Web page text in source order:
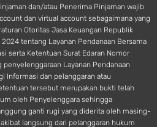
dan/atau Penerima Pinjaman wajib
dan virtual account sebagaimana yang
Otoritas Jasa Keuangan Republik
tentang Layanan Pendanaan Bersama
serta Ketentuan Surat Edaran Nomor
Layanan Pendanaan
Informasi dan pelanggaran atau
tersebut merupakan bukti telah
oleh Penyelenggara sehingga
ganti rugi yang diderita oleh masing-
langsung dari pelanggaran hukum